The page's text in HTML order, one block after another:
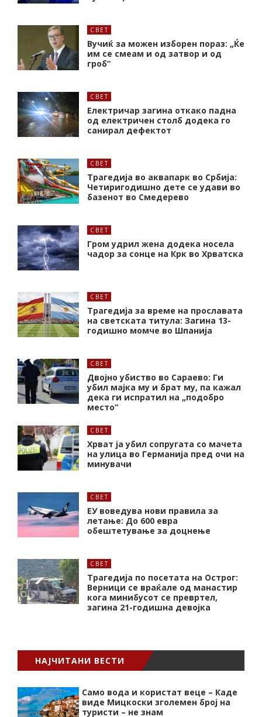
СВЕТ
Вучиќ за можен изборен пораз: „Ќе
им се смеам и од затвор и од
гроб“
СВЕТ
Електричар загина откако падна
од електричен столб додека го
санирал дефектот
СВЕТ
Трагедија во аквапарк во Србија:
Четиригодишно дете се удави во
базенот во Смедерево
СВЕТ
Гром удрил жена додека носела
чадор за сонце на Крк во Хрватска
СВЕТ
Трагедија за време на прославата
на светската титула: Загина 13-
годишно момче во Шпанија
СВЕТ
Двојно убиство во Сараево: Ги
убил мајка му и брат му, па кажал
дека ги испратил на „подобро
место“
СВЕТ
Хрват ја убил сопругата со мачета
на улица во Германија пред очи на
минувачи
СВЕТ
ЕУ воведува нови правила за
летање: До 600 евра
обештетување за доцнење
СВЕТ
Трагедија по посетата на Острог:
Верници се враќале од манастир
кога минибусот се превртел,
загина 21-годишна девојка
НАЈЧИТАНИ ВЕСТИ
Само вода и користат веце – Каде
виде Мицкоски зголемен број на
туристи – не знам